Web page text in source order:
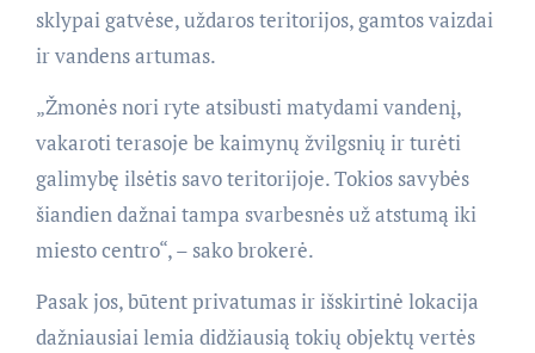
sklypai gatvėse, uždaros teritorijos, gamtos vaizdai
ir vandens artumas.
„Žmonės nori ryte atsibusti matydami vandenį,
vakaroti terasoje be kaimynų žvilgsnių ir turėti
galimybę ilsėtis savo teritorijoje. Tokios savybės
šiandien dažnai tampa svarbesnės už atstumą iki
miesto centro“, – sako brokerė.
Pasak jos, būtent privatumas ir išskirtinė lokacija
dažniausiai lemia didžiausią tokių objektų vertės